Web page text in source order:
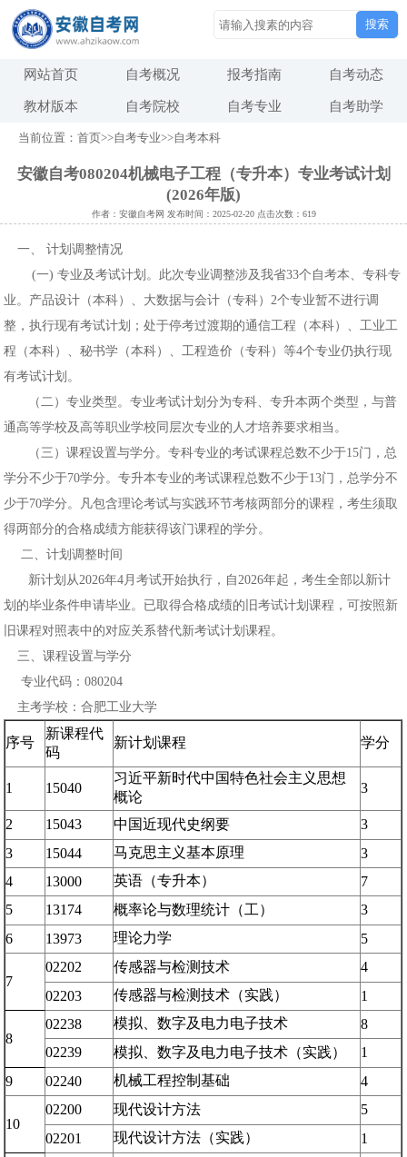
搜索
网站首页 自考概况 报考指南 自考动态
教材版本 自考院校 自考专业 自考助学
当前位置： 首页>>自考专业>>自考本科
安徽自考080204机械电子工程（专升本）专业考试计划
(2026年版)
作者：安徽自考网 发布时间：2025-02-20 点击次数：619
一、 计划调整情况
(一) 专业及考试计划。此次专业调整涉及我省33个自考本、专科专
业。产品设计（本科）、大数据与会计（专科）2个专业暂不进行调
整，执行现有考试计划；处于停考过渡期的通信工程（本科）、工业工
程（本科）、秘书学（本科）、工程造价（专科）等4个专业仍执行现
有考试计划。
（二）专业类型。专业考试计划分为专科、专升本两个类型，与普
通高等学校及高等职业学校同层次专业的人才培养要求相当。
（三）课程设置与学分。专科专业的考试课程总数不少于15门，总
学分不少于70学分。专升本专业的考试课程总数不少于13门，总学分不
少于70学分。凡包含理论考试与实践环节考核两部分的课程，考生须取
得两部分的合格成绩方能获得该门课程的学分。
二、计划调整时间
新计划从2026年4月考试开始执行，自2026年起，考生全部以新计
划的毕业条件申请毕业。已取得合格成绩的旧考试计划课程，可按照新
旧课程对照表中的对应关系替代新考试计划课程。
三、课程设置与学分
专业代码：080204
主考学校：合肥工业大学
序号
新课程代
码
新计划课程 学分
1 15040
习近平新时代中国特色社会主义思想
概论
3
2 15043 中国近现代史纲要
3
3
15044 马克思主义基本原理
3
4
13000 英语（专升本）
7
5
13174 概率论与数理统计（工）
3
6
13973 理论力学 5
7
02202 传感器与检测技术
4
02203
传感器与检测技术（实践） 1
8
02238 模拟、数字及电力电子技术
8
02239
模拟、数字及电力电子技术（实践）
1
9
02240 机械工程控制基础 4
10
02200 现代设计方法
5
02201
现代设计方法（实践）
1